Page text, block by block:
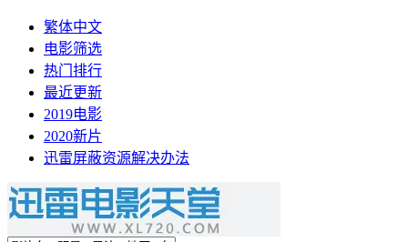
繁体中文
电影筛选
热门排行
最近更新
2019电影
2020新片
迅雷屏蔽资源解决办法